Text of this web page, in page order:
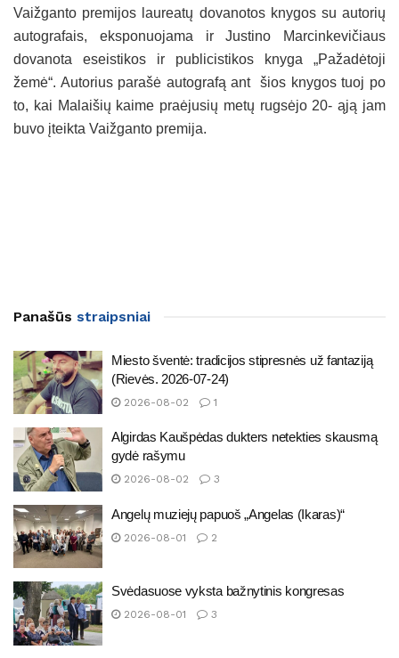
Vaižganto premijos laureatų dovanotos knygos su autorių
autografais, eksponuojama ir Justino Marcinkevičiaus
dovanota eseistikos ir publicistikos knyga „Pažadėtoji
žemė“. Autorius parašė autografą ant šios knygos tuoj po
to, kai Malaišių kaime praėjusių metų rugsėjo 20- ąją jam
buvo įteikta Vaižganto premija.
Panašūs straipsniai
Miesto šventė: tradicijos stipresnės už fantaziją
(Rievės. 2026-07-24)
2026-08-02 1
Algirdas Kaušpėdas dukters netekties skausmą
gydė rašymu
2026-08-02 3
Angelų muziejų papuoš „Angelas (Ikaras)“
2026-08-01 2
Svėdasuose vyksta bažnytinis kongresas
2026-08-01 3